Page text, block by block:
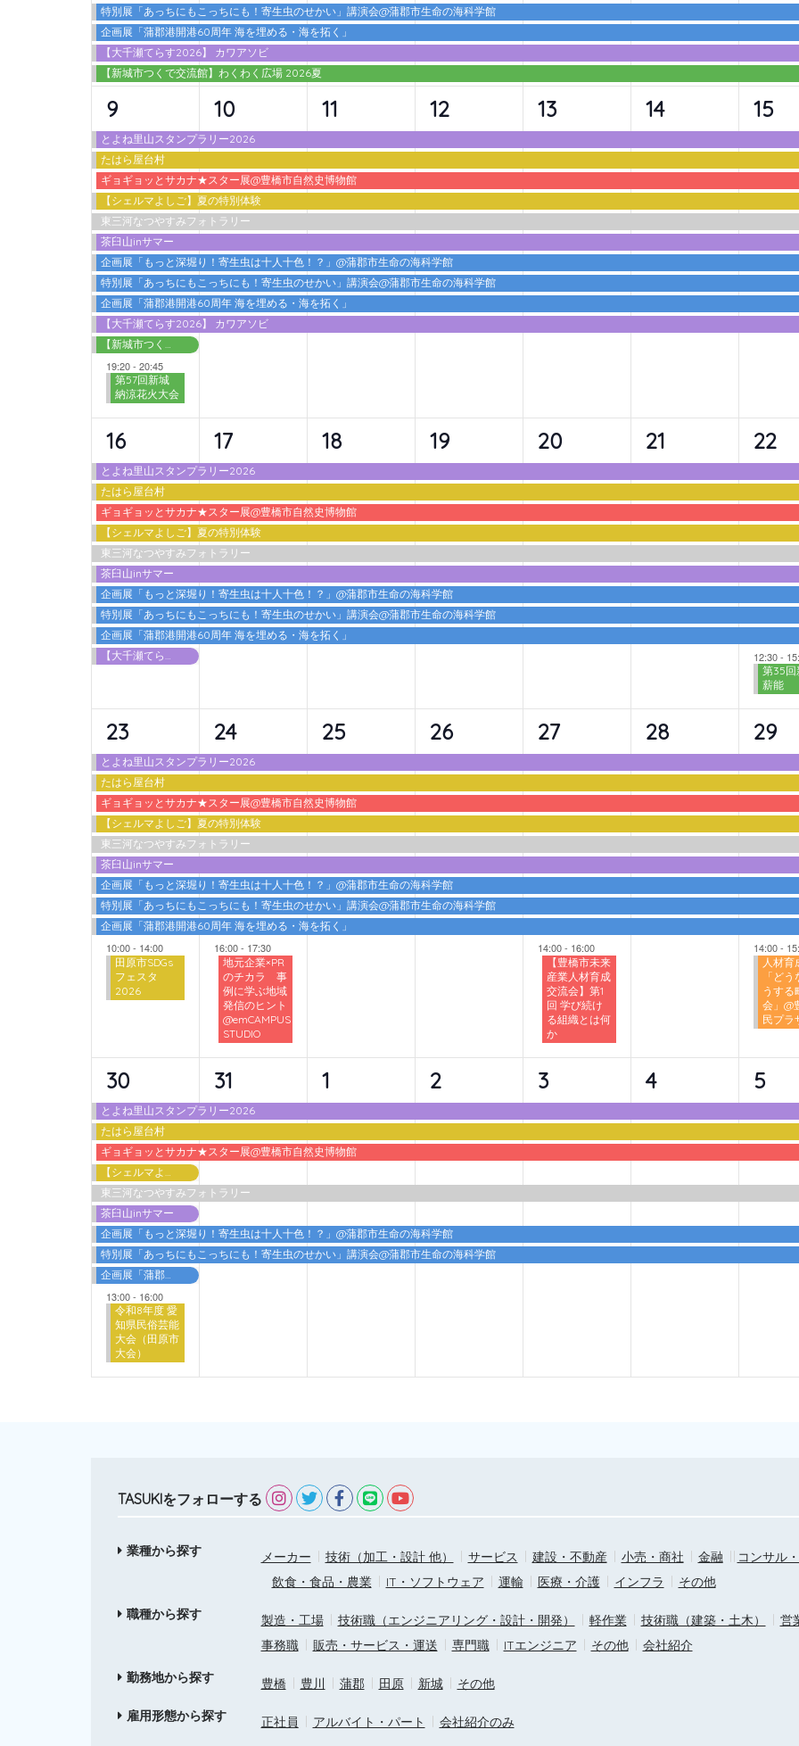
特別展「あっちにもこっちにも！寄生虫のせかい」講演会@蒲郡市生命の海科学館
企画展「蒲郡港開港60周年 海を埋める・海を拓く」
【大千瀬てらす2026】 カワアソビ
【新城市つくで交流館】わくわく広場 2026夏
12
イ
ベ
ン
ト,
9
とよね里山スタンプラリー2026
たはら屋台村
ギョギョッとサカナ★スター展@豊橋市自然史博物館
【シェルマよしご】夏の特別体験
東三河なつやすみフォトラリー
茶臼山inサマー
企画展「もっと深堀り！寄生虫は十人十色！？」@蒲郡市生命の海科学館
特別展「あっちにもこっちにも！寄生虫のせかい」講演会@蒲郡市生命の海科学館
企画展「蒲郡港開港60周年 海を埋める・海を拓く」
【大千瀬てらす2026】 カワアソビ
【新城市つくで交流館】わくわく広場 2026夏
19:20- 20:45
第57回新城
納涼花火大会
10
イ
ベ
ン
ト,
10
10
イ
ベ
ン
ト,
11
10
イ
ベ
ン
ト,
12
10
イ
ベ
ン
ト,
13
10
イ
ベ
ン
ト,
14
10
イ
ベ
ン
ト,
15
10
イ
ベ
ン
ト,
16
とよね里山スタンプラリー2026
たはら屋台村
ギョギョッとサカナ★スター展@豊橋市自然史博物館
【シェルマよしご】夏の特別体験
東三河なつやすみフォトラリー
茶臼山inサマー
企画展「もっと深堀り！寄生虫は十人十色！？」@蒲郡市生命の海科学館
特別展「あっちにもこっちにも！寄生虫のせかい」講演会@蒲郡市生命の海科学館
企画展「蒲郡港開港60周年 海を埋める・海を拓く」
【大千瀬てらす2026】 カワアソビ
9
イ
ベ
ン
ト,
17
9
イ
ベ
ン
ト,
18
9
イ
ベ
ン
ト,
19
9
イ
ベ
ン
ト,
20
9
イ
ベ
ン
ト,
21
10
イ
ベ
ン
ト,
22
12:30-
第35回
薪能
10
イ
ベ
ン
ト,
23
とよね里山スタンプラリー2026
たはら屋台村
ギョギョッとサカナ★スター展@豊橋市自然史博物館
【シェルマよしご】夏の特別体験
東三河なつやすみフォトラリー
茶臼山inサマー
企画展「もっと深堀り！寄生虫は十人十色！？」@蒲郡市生命の海科学館
特別展「あっちにもこっちにも！寄生虫のせかい」講演会@蒲郡市生命の海科学館
企画展「蒲郡港開港60周年 海を埋める・海を拓く」
10:00- 14:00
田原市SDGs
フェスタ
2026
10
イ
ベ
ン
ト,
24
16:00- 17:30
地元企業×PR
のチカラ 事
例に学ぶ地域
発信のヒント
@emCAMPUS
STUDIO
9
イ
ベ
ン
ト,
25
9
イ
ベ
ン
ト,
26
10
イ
ベ
ン
ト,
27
14:00- 16:00
【豊橋市未来
産業人材育成
交流会】第1
回 学び続け
る組織とは何
か
9
イ
ベ
ン
ト,
28
10
イ
ベ
ン
ト,
29
14:00-
人材育
「ど
うする
会」@
民プラ
10
イ
ベ
ン
ト,
30
とよね里山スタンプラリー2026
たはら屋台村
ギョギョッとサカナ★スター展@豊橋市自然史博物館
東三河なつやすみフォトラリー
茶臼山inサマー
企画展「もっと深堀り！寄生虫は十人十色！？」@蒲郡市生命の海科学館
特別展「あっちにもこっちにも！寄生虫のせかい」講演会@蒲郡市生命の海科学館
13:00- 16:00
令和8年度 愛
知県民俗芸能
大会（田原市
大会）
6
イ
ベ
ト,
31
6
イ
ベ
ト,
1
6
イ
ベ
ト,
2
6
イ
ベ
ト,
3
6
イ
ベ
ト,
4
6
イ
ベ
ト,
5
TASUKIをフォローする
業種から探す メーカー 技術（加工・設計 他） サービス 建設・不動産 小売・商社 金融
コンサル
飲食・食品・農業
IT・ソフトウェア 運輸 医療・介護 インフラ
その他
職種から探す
製造・工場 技術職（エンジニアリング・設計・開発） 軽作業 技術職（建築・土木）
営
事務職
販売・サービス・運送 専門職 ITエンジニア その他
会社紹介
勤務地から探す
豊橋 豊川 蒲郡 田原 新城
その他
雇用形態から探す
正社員 アルバイト・パート
会社紹介のみ